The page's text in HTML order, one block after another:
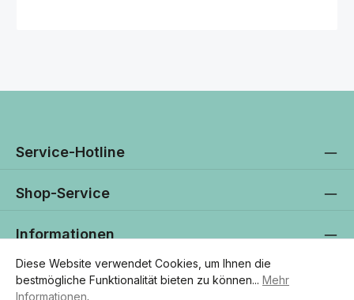
Service-Hotline
Shop-Service
Informationen
Newsletter
Diese Website verwendet Cookies, um Ihnen die
bestmögliche Funktionalität bieten zu können... Mehr
Informationen.